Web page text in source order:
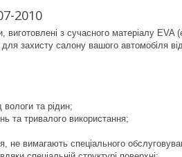
2010
з сучасного матеріалу EVA
для захисту салону вашого автомобіля
вологи та рідин;
та тривалого використання;
не вимагають спеціального